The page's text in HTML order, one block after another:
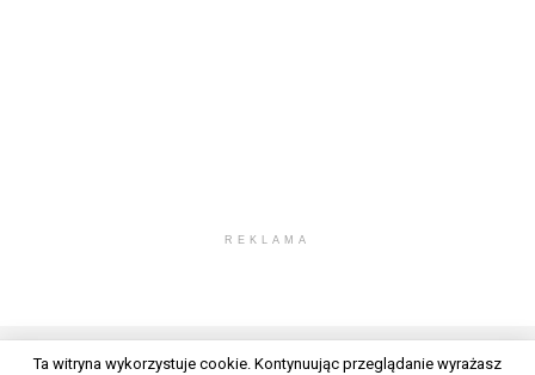
REKLAMA
Ta witryna wykorzystuje cookie. Kontynuując przeglądanie wyrażasz